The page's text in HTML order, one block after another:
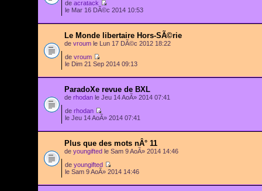
de acratack
le Mar 16 DÃ©c 2014 10:53
Le Monde libertaire Hors-SÃ©rie
de vroum le Lun 17 DÃ©c 2012 18:22
de vroum
le Dim 21 Sep 2014 09:13
ParadoXe revue de BXL
de rhodan le Jeu 14 AoÃ» 2014 07:41
de rhodan
le Jeu 14 AoÃ» 2014 07:41
Plus que des mots nÂ° 11
de youngifted le Sam 9 AoÃ» 2014 14:46
de youngifted
le Sam 9 AoÃ» 2014 14:46